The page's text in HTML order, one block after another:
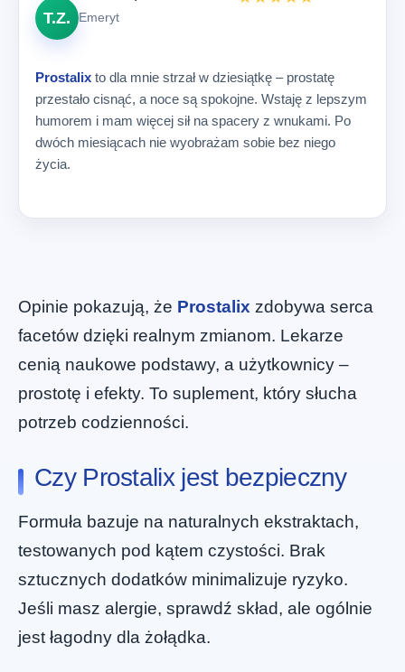
T.Z. Emeryt
Prostalix to dla mnie strzał w dziesiątkę – prostatę
przestało cisnąć, a noce są spokojne. Wstaję z lepszym
humorem i mam więcej sił na spacery z wnukami. Po
dwóch miesiącach nie wyobrażam sobie bez niego
życia.
Opinie pokazują, że Prostalix zdobywa serca
facetów dzięki realnym zmianom. Lekarze
cenią naukowe podstawy, a użytkownicy –
prostotę i efekty. To suplement, który słucha
potrzeb codzienności.
Czy Prostalix jest bezpieczny
Formuła bazuje na naturalnych ekstraktach,
testowanych pod kątem czystości. Brak
sztucznych dodatków minimalizuje ryzyko.
Jeśli masz alergie, sprawdź skład, ale ogólnie
jest łagodny dla żołądka.